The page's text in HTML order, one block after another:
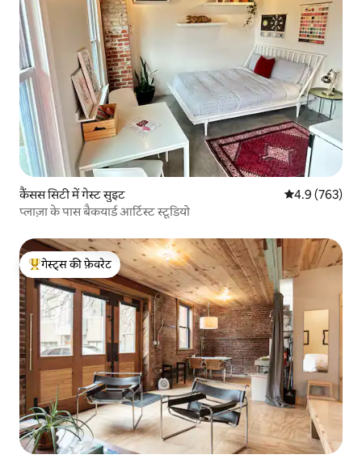
कैंसस सिटी में गेस्ट सुइट औसत रेटिंग 5 में
4.9 (763)
प्लाज़ा के पास बैकयार्ड आर्टिस्ट स्टूडियो
गेस्ट्स का टॉप फ़ेवरेट
गेस्ट्स की फ़ेवरेट